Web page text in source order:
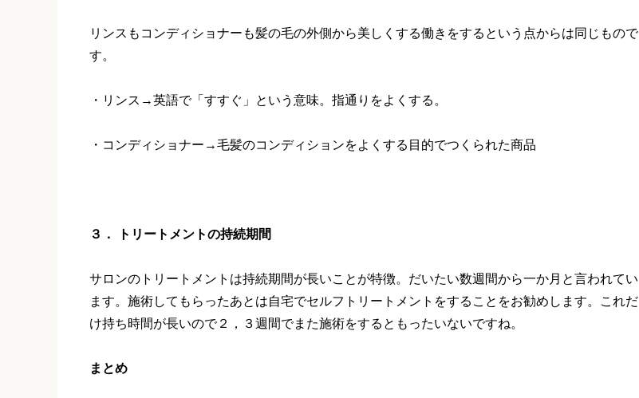
リンスもコンディショナーも髪の毛の外側から美しくする働きをするという点からは同じもので
す。
・リンス→英語で「すすぐ」という意味。指通りをよくする。
・コンディショナー→毛髪のコンディションをよくする目的でつくられた商品
３． トリートメントの持続期間
サロンのトリートメントは持続期間が長いことが特徴。だいたい数週間から一か月と言われてい
ます。施術してもらったあとは自宅でセルフトリートメントをすることをお勧めします。これだ
け持ち時間が長いので２，３週間でまた施術をするともったいないですね。
まとめ